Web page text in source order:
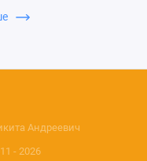
творчества. В
в себя холст с
слой предохраняется от
Пленку нужно
Андреевич
- 2026